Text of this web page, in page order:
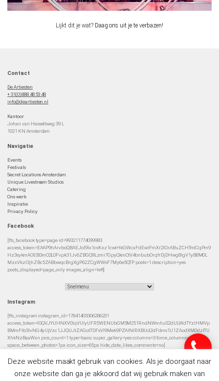
Lijkt dit je wat? Daag ons uit je te verbazen!
Contact
De Artiesten
+ 31(0)888 48 53 48
info@deartiesten.nl
Kantoor
Johan van Hasseltweg 39 L
1021 KN Amsterdam
Navigatie
Events
Festivals
Secret Locations Amsterdam
Unique Livestream Studios
Catering
Ons werk
Inspiratie
Privacy Policy
Facebook
[fts_facebook type=page id=993211774099983
access_token=EAAP9hArvboQBAEJoI9Ix1csKxz1cwiHkGWcxFdEwIFmXr2IOrABuZCHTmlCqPm9
Hz3sykmAOEBDmO2L0Fvpk31Jv6ZBGQ9Lzmi7GpyQkmCtV4bnbubOrqfrDjDHwg8lgV1yB8M0L
MzxVkzI3jhZBc5ZABbwqcBrgXgP62ZCgWWsF7My6e5QTP posts=1 description=yes
posts_displayed=page_only images_align=left]
Instagram
[fts_instagram instagram_id=17841403306286231
access_token=IGQVJYUHNXV0lqVUlyUFR5WENUbGM5M251RndNWmhuS2dULWdTYzlHMVp
BMmFtb3lvNG4yUjVzc1JJQUJtZAGotTDFsVl9Mek9PZAlNIRXBUd2dFdms1U1ZAodXM0dzlTU
XhkNzBaaWxn pics_count=1 type=basic super_gallery=yes columns=3 force_columns=no
space_between_photos=1px icon_size=65px hide_date_likes_comments=no]
© 2026 De Artiesten|Privacy Policy Developed byYoungDutch / David van Rooij.
Deze website maakt gebruik van cookies. Als je doorgaat naar
onze website dan ga je akkoord dat wij gebruik maken van